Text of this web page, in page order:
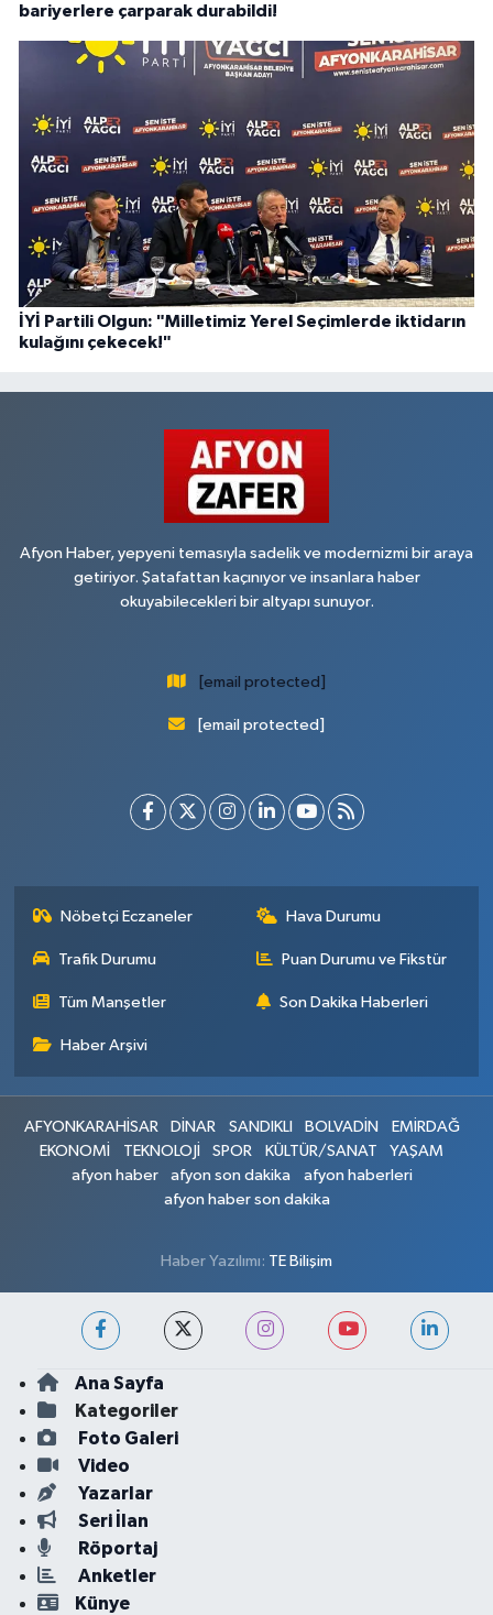
bariyerlere çarparak durabildi!
İYİ Partili Olgun: "Milletimiz Yerel Seçimlerde iktidarın
kulağını çekecek!"
Afyon Haber, yepyeni temasıyla sadelik ve modernizmi bir araya
getiriyor. Şatafattan kaçınıyor ve insanlara haber
okuyabilecekleri bir altyapı sunuyor.
[email protected]
[email protected]
Nöbetçi Eczaneler Hava Durumu
Trafik Durumu Puan Durumu ve Fikstür
Tüm Manşetler Son Dakika Haberleri
Haber Arşivi
AFYONKARAHİSAR DİNAR SANDIKLI BOLVADİN
EMİRDAĞ
EKONOMİ
TEKNOLOJİ SPOR KÜLTÜR/SANAT
YAŞAM
afyon haber
afyon son dakika
afyon haberleri
afyon haber son dakika
Haber Yazılımı: TE Bilişim
Ana Sayfa
Kategoriler
Foto Galeri
Video
Yazarlar
Seri İlan
Röportaj
Anketler
Künye